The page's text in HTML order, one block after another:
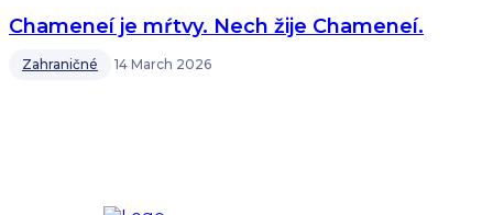
Chameneí je mŕtvy. Nech žije Chameneí.
Zahraničné 14 March 2026